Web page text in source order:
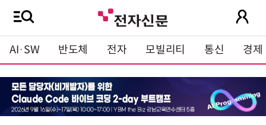
AI·SW 반도체 전자 모빌리티 통신 경제